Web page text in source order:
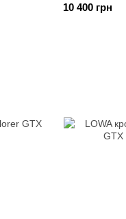
10 400 грн